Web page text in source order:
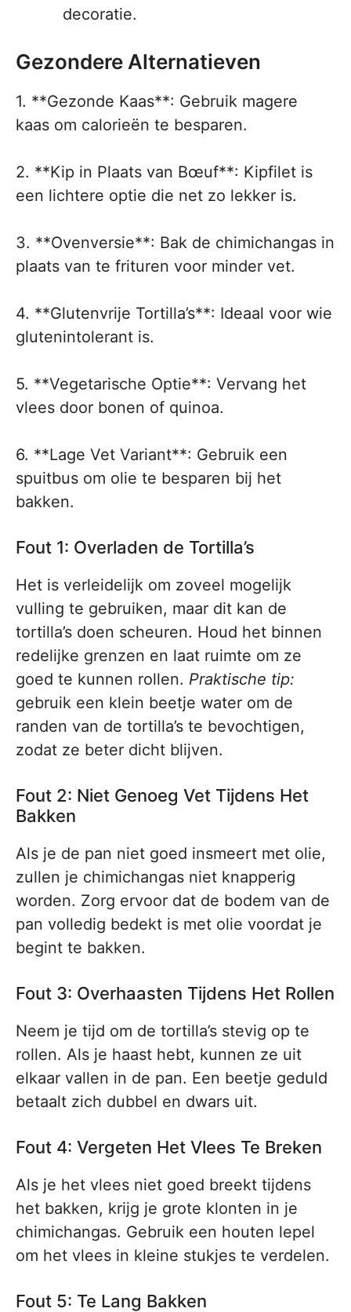
decoratie.
Gezondere Alternatieven
1. **Gezonde Kaas**: Gebruik magere
kaas om calorieën te besparen.
2. **Kip in Plaats van Bœuf**: Kipfilet is
een lichtere optie die net zo lekker is.
3. **Ovenversie**: Bak de chimichangas in
plaats van te frituren voor minder vet.
4. **Glutenvrije Tortilla’s**: Ideaal voor wie
glutenintolerant is.
5. **Vegetarische Optie**: Vervang het
vlees door bonen of quinoa.
6. **Lage Vet Variant**: Gebruik een
spuitbus om olie te besparen bij het
bakken.
Fout 1: Overladen de Tortilla’s
Het is verleidelijk om zoveel mogelijk
vulling te gebruiken, maar dit kan de
tortilla’s doen scheuren. Houd het binnen
redelijke grenzen en laat ruimte om ze
goed te kunnen rollen. Praktische tip:
gebruik een klein beetje water om de
randen van de tortilla’s te bevochtigen,
zodat ze beter dicht blijven.
Fout 2: Niet Genoeg Vet Tijdens Het
Bakken
Als je de pan niet goed insmeert met olie,
zullen je chimichangas niet knapperig
worden. Zorg ervoor dat de bodem van de
pan volledig bedekt is met olie voordat je
begint te bakken.
Fout 3: Overhaasten Tijdens Het Rollen
Neem je tijd om de tortilla’s stevig op te
rollen. Als je haast hebt, kunnen ze uit
elkaar vallen in de pan. Een beetje geduld
betaalt zich dubbel en dwars uit.
Fout 4: Vergeten Het Vlees Te Breken
Als je het vlees niet goed breekt tijdens
het bakken, krijg je grote klonten in je
chimichangas. Gebruik een houten lepel
om het vlees in kleine stukjes te verdelen.
Fout 5: Te Lang Bakken